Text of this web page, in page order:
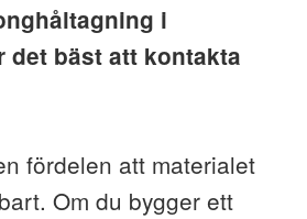
i
det bäst att kontakta
fördelen att materialet
Om du bygger ett